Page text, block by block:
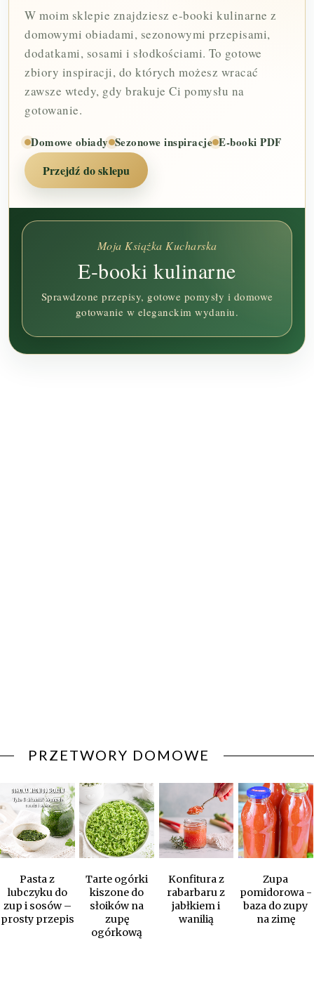
W moim sklepie znajdziesz e-booki kulinarne z
domowymi obiadami, sezonowymi przepisami,
dodatkami, sosami i słodkościami. To gotowe
zbiory inspiracji, do których możesz wracać
zawsze wtedy, gdy brakuje Ci pomysłu na
gotowanie.
Domowe obiady Sezonowe inspiracje E-booki PDF
Przejdź do sklepu
Moja Książka Kucharska
E-booki kulinarne
Sprawdzone przepisy, gotowe pomysły i domowe
gotowanie w eleganckim wydaniu.
PRZETWORY DOMOWE
Pasta z
lubczyku do
zup i sosów –
prosty przepis
Tarte ogórki
kiszone do
słoików na
zupę
ogórkową
Konfitura z
rabarbaru z
jabłkiem i
wanilią
Zupa
pomidorowa -
baza do zupy
na zimę